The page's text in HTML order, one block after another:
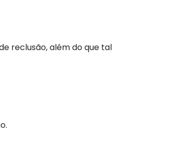
reclusão, além do que tal